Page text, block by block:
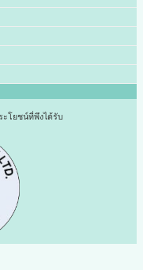
ะโยชน์ที่พึงได้รับ